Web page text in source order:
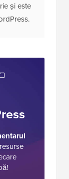
și este